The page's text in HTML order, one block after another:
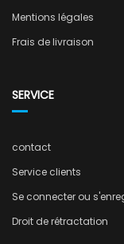
Mentions légales
Frais de livraison
SERVICE
contact
Service clients
Se connecter ou
Droit de rétractation